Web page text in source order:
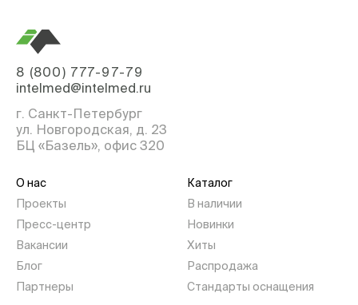
8 (800) 777-97-79
intelmed@intelmed.ru
г. Санкт-Петербург
ул. Новгородская, д. 23
БЦ «Базель», офис 320
О нас
Проекты
Пресс-центр
Вакансии
Блог
Партнеры
Каталог
В наличии
Новинки
Хиты
Распродажа
Стандарты оснащения